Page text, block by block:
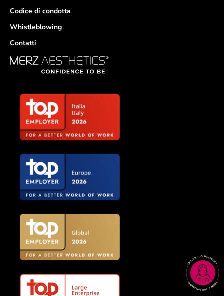
Codice di condotta
Whistleblowing
Contatti